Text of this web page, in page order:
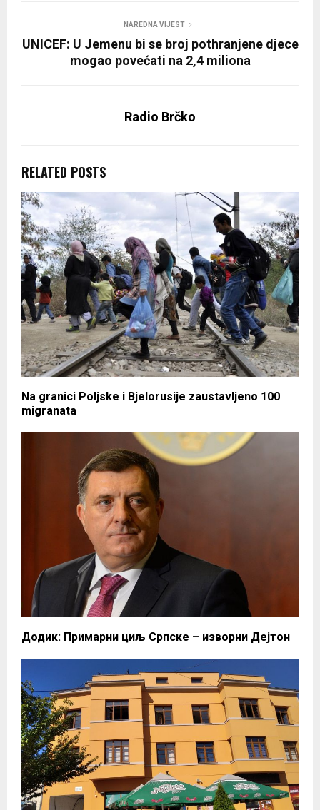
NAREDNA VIJEST
UNICEF: U Jemenu bi se broj pothranjene djece
mogao povećati na 2,4 miliona
Radio Brčko
RELATED POSTS
Na granici Poljske i Bjelorusije zaustavljeno 100
migranata
Додик: Примарни циљ Српске – изворни Дејтон